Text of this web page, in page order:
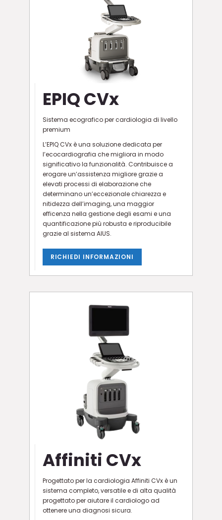
EPIQ CVx
Sistema ecografico per cardiologia di livello
premium
L’EPIQ CVx è una soluzione dedicata per
l’ecocardiografia che migliora in modo
significativo la funzionalità. Contribuisce a
erogare un’assistenza migliore grazie a
elevati processi di elaborazione che
determinano un’eccezionale chiarezza e
nitidezza dell’imaging, una maggior
efficenza nella gestione degli esami e una
quantificazione più robusta e riproducibile
grazie al sistema AIUS.
RICHIEDI INFORMAZIONI
Affiniti CVx
Progettato per la cardiologia Affiniti CVx è un
sistema completo, versatile e di alta qualità
progettato per aiutare il cardiologo ad
ottenere una diagnosi sicura.